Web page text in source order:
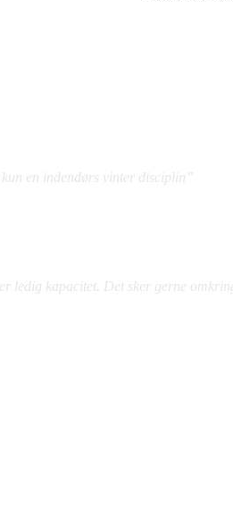
en indendørs vinter disciplin”
ledig kapacitet. Det sker gerne